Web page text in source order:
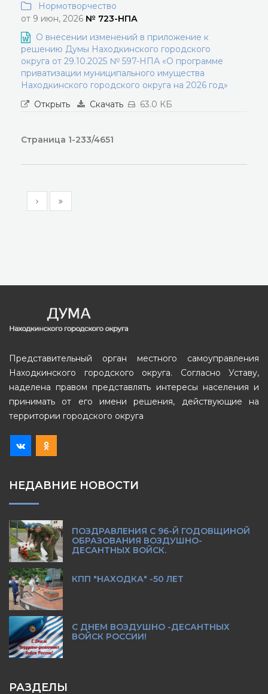
Нормотворчество
от 9 июн, 2026 № 723-НПА
О внесении изменений в приложение к
решению Думы Находкинского городского
округа от 29.10.2025 № 597-НПА «О программе
приватизации муниципального имущества
Находкинского городского округа на 2026 год»
Открыть
Скачать 63.0 КБ
Страница 1-233/4651
Представительный орган местного самоуправления
Находкинского городского округа. Согласно Уставу,
наделена правом представлять интересы населения и
принимать от его имени решения, действующие на
территории городского округа
НЕДАВНИЕ НОВОСТИ
ПОЗДРАВЛЕНИЯ С 96-Й ГОДОВЩИНОЙ
ОБРАЗОВАНИЯ ВОЗДУШНО-
ДЕСАНТНЫХ ВОЙСК.
КПП "НАХОДКА" -50 ЛЕТ
С ДНЕМ ВОЗДУШНО -ДЕСАНТНЫХ
ВОЙСК РОССИИ!
РАЗДЕЛЫ